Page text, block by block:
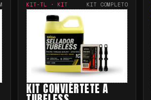
KIT-TL · KIT KIT COMPLETO
KIT CONVIÉRTETE A